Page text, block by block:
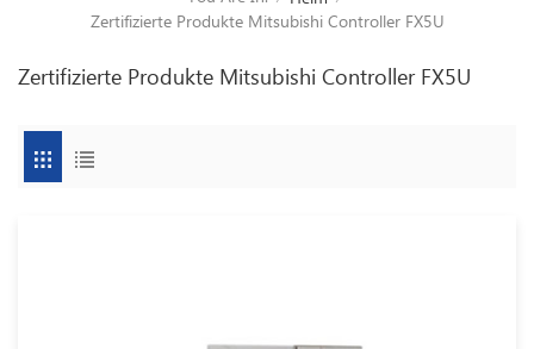
Zertifizierte Produkte Mitsubishi Controller FX5U
Zertifizierte Produkte Mitsubishi Controller FX5U